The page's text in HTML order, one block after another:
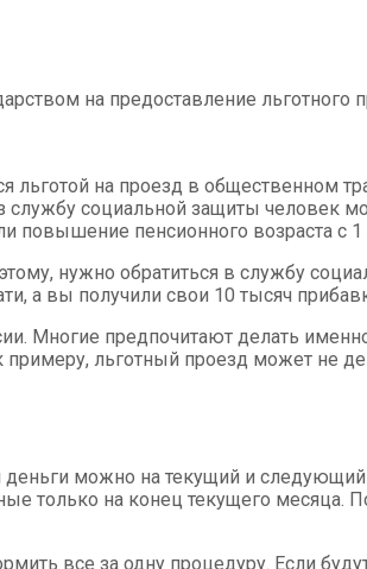
на предоставление льготного
на проезд в общественном
службу социальной защиты человек
повышение пенсионного возраста
нужно обратиться в службу
а вы получили свои 10 тысяч
Многие предпочитают делать
льготный проезд может не
можно на текущий и
только на конец текущего месяца.
все за одну процедуру. Если